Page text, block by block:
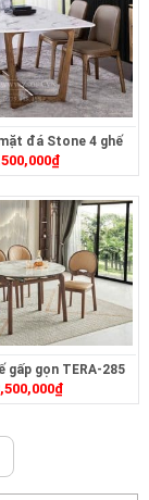
đá Stone 4 ghế
₫
gấp gọn TERA-285
₫